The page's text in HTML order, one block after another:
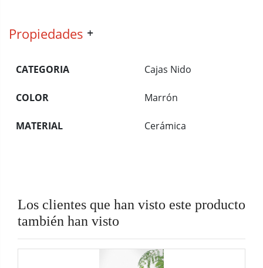
Propiedades
CATEGORIA Cajas Nido
COLOR Marrón
MATERIAL Cerámica
Los clientes que han visto este producto
también han visto